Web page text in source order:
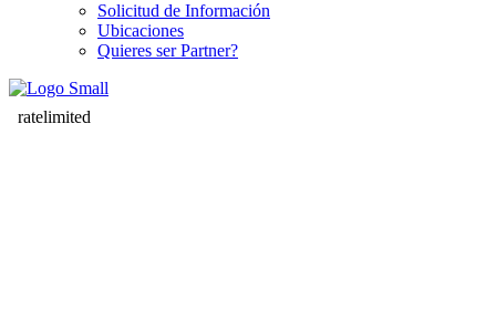
Solicitud de Información
Ubicaciones
Quieres ser Partner?